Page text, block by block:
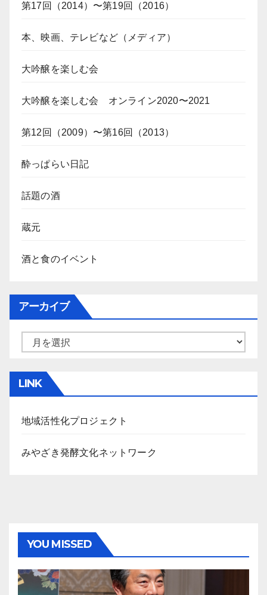
第17回（2014）〜第19回（2016）
本、映画、テレビなど（メディア）
大吟醸を楽しむ会
大吟醸を楽しむ会 オンライン2020〜2021
第12回（2009）〜第16回（2013）
酔っぱらい日記
話題の酒
蔵元
酒と食のイベント
アーカイブ
LINK
地域活性化プロジェクト
みやざき発酵文化ネットワーク
YOU MISSED